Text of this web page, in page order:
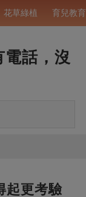
花草綠植 育兒教育
話，沒
起更考驗